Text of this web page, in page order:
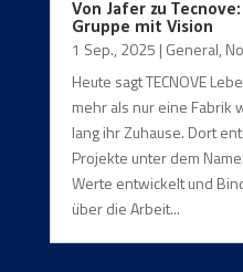
Von Jafer zu
Gruppe mit Vision
1 Sep., 2025 | General,
Heute sagt TECNOVE
mehr als nur eine Fabrik
lang ihr Zuhause. Dort
Projekte unter dem
Werte entwickelt und
über die Arbeit...